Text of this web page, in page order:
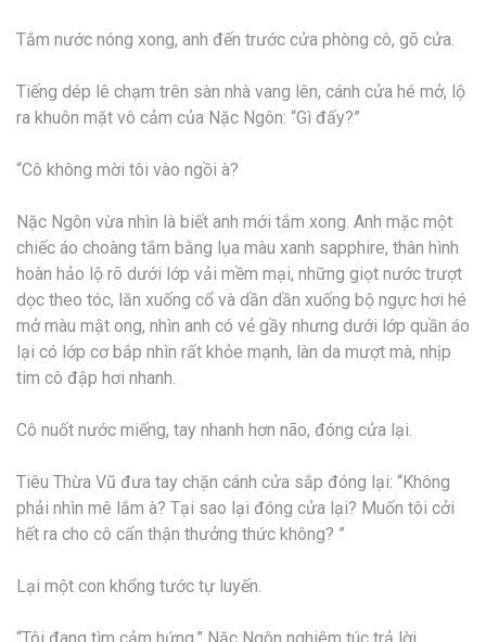
Tắm nước nóng xong, anh đến trước cửa phòng cô, gõ cửa.
Tiếng dép lê chạm trên sàn nhà vang lên, cánh cửa hé mở, lộ
ra khuôn mặt vô cảm của Nặc Ngôn: “Gì đấy?”
“Cô không mời tôi vào ngồi à?
Nặc Ngôn vừa nhìn là biết anh mới tắm xong. Anh mặc một
chiếc áo choàng tắm bằng lụa màu xanh sapphire, thân hình
hoàn hảo lộ rõ dưới lớp vải mềm mại, những giọt nước trượt
dọc theo tóc, lăn xuống cổ và dần dần xuống bộ ngực hơi hé
mở màu mật ong, nhìn anh có vẻ gầy nhưng dưới lớp quần áo
lại có lớp cơ bắp nhìn rất khỏe mạnh, làn da mượt mà, nhịp
tim cô đập hơi nhanh.
Cô nuốt nước miếng, tay nhanh hơn não, đóng cửa lại.
Tiêu Thừa Vũ đưa tay chặn cánh cửa sắp đóng lại: “Không
phải nhìn mê lắm à? Tại sao lại đóng cửa lại? Muốn tôi cởi
hết ra cho cô cẩn thận thưởng thức không? ”
Lại một con khổng tước tự luyến.